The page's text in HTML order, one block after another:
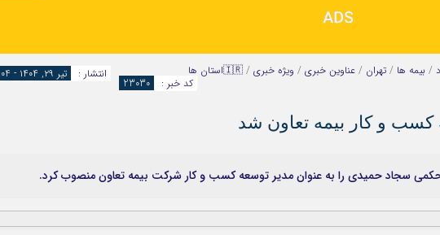
مشتری
سبد خريد
گروه سیاسی
گروه فرهنگ
/ بیمه ها / تهران / عناوین خبری / ویژه خبری / 🇮🇷استان ها انتشار : تیر ۲۹, ۱۴۰۴ - 19:04
کد خبر : 23030
و‌ کار بیمه تعاون شد
حکمی سجاد حمیدی را به عنوان مدیر توسعه کسب و کار شرکت بیمه تعاون منصوب کرد.